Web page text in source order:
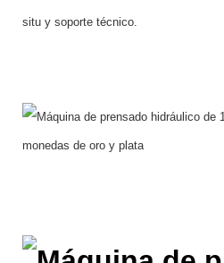
situ y soporte técnico.